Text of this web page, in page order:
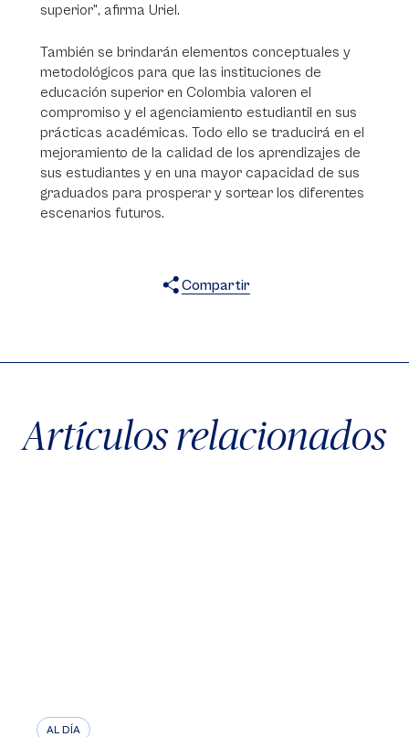
superior", afirma Uriel.
También se brindarán elementos conceptuales y
metodológicos para que las instituciones de
educación superior en Colombia valoren el
compromiso y el agenciamiento estudiantil en sus
prácticas académicas. Todo ello se traducirá en el
mejoramiento de la calidad de los aprendizajes de
sus estudiantes y en una mayor capacidad de sus
graduados para prosperar y sortear los diferentes
escenarios futuros.
Compartir
Artículos relacionados
AL DÍA